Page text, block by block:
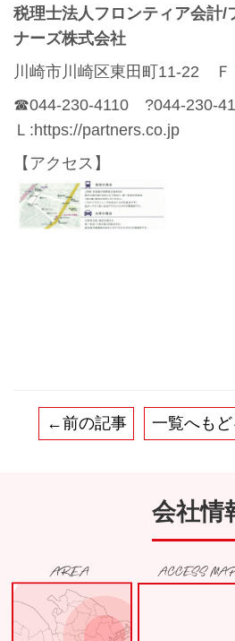
税理士法人フロンティア会計/
ナーズ株式会社
川崎市川崎区東田町11-22 Ｆ
☎044-230-4110 ?044-230-
Ｌ:https://partners.co.jp
【アクセス】
←前の記事 一覧へもど
会社情